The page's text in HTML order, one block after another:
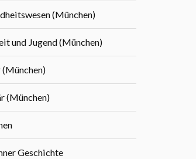
(München)
und Jugend (München)
(München)
Geschichte